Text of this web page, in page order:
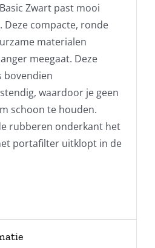
Zwart past mooi
Deze compacte, ronde
materialen
meegaat. Deze
bovendien
waardoor je geen
schoon te houden.
rubberen onderkant het
portafilter uitklopt in de